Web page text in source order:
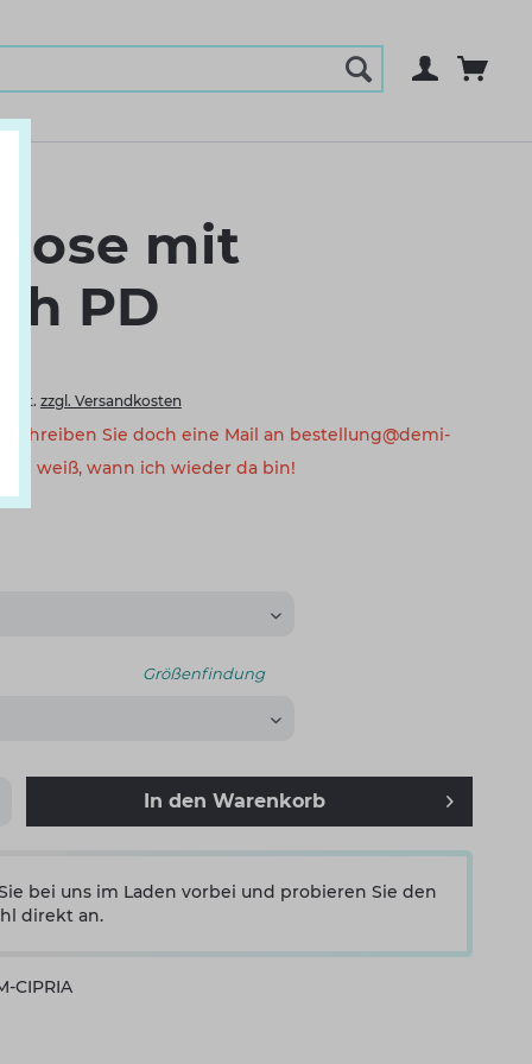
mit
PD
zzgl. Versandkosten
Sie doch eine Mail an bestellung@demi-
weiß, wann ich wieder da bin!
Größenfindung
In den Warenkorb
bei uns im Laden vorbei und probieren Sie den
direkt an.
CIPRIA